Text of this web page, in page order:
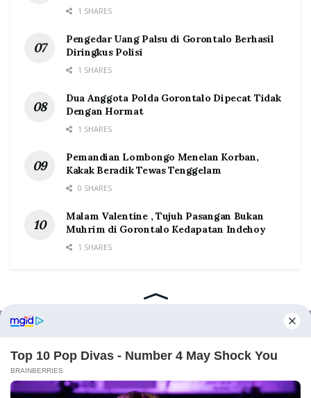
1 SHARES
Pengedar Uang Palsu di Gorontalo Berhasil
Diringkus Polisi
1 SHARES
Dua Anggota Polda Gorontalo Dipecat Tidak
Dengan Hormat
1 SHARES
Pemandian Lombongo Menelan Korban,
Kakak Beradik Tewas Tenggelam
0 SHARES
Malam Valentine , Tujuh Pasangan Bukan
Muhrim di Gorontalo Kedapatan Indehoy
1 SHARES